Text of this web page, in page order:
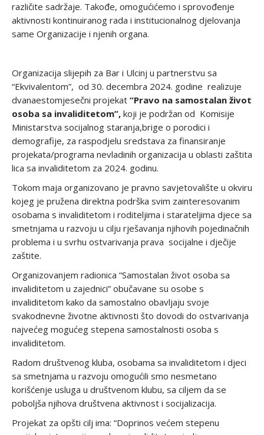
različite sadržaje. Takođe, omogućićemo i sprovođenje
aktivnosti kontinuiranog rada i institucionalnog djelovanja
same Organizacije i njenih organa.
Organizacija slijepih za Bar i Ulcinj u partnerstvu sa
“Ekvivalentom”, od 30. decembra 2024. godine realizuje
dvanaestomjesečni projekat “Pravo na samostalan život
osoba sa invaliditetom”, koji je podržan od Komisije
Ministarstva socijalnog staranja,brige o porodici i
demografije, za raspodjelu sredstava za finansiranje
projekata/programa nevladinih organizacija u oblasti zaštita
lica sa invaliditetom za 2024. godinu.
Tokom maja organizovano je pravno savjetovalište u okviru
kojeg je pružena direktna podrška svim zainteresovanim
osobama s invaliditetom i roditeljima i starateljima djece sa
smetnjama u razvoju u cilju rješavanja njihovih pojedinačnih
problema i u svrhu ostvarivanja prava socijalne i dječije
zaštite.
Organizovanjem radionica “Samostalan život osoba sa
invaliditetom u zajednici” obučavane su osobe s
invaliditetom kako da samostalno obavljaju svoje
svakodnevne životne aktivnosti što dovodi do ostvarivanja
najvećeg mogućeg stepena samostalnosti osoba s
invaliditetom.
Radom društvenog kluba, osobama sa invaliditetom i djeci
sa smetnjama u razvoju omogućili smo nesmetano
korišćenje usluga u društvenom klubu, sa ciljem da se
poboljša njihova društvena aktivnost i socijalizacija.
Projekat za opšti cilj ima: “Doprinos većem stepenu